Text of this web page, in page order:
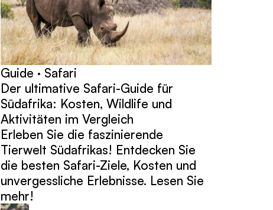
Guide · Safari
Der ultimative Safari-Guide für
Südafrika: Kosten, Wildlife und
Aktivitäten im Vergleich
Erleben Sie die faszinierende
Tierwelt Südafrikas! Entdecken Sie
die besten Safari-Ziele, Kosten und
unvergessliche Erlebnisse. Lesen Sie
mehr!